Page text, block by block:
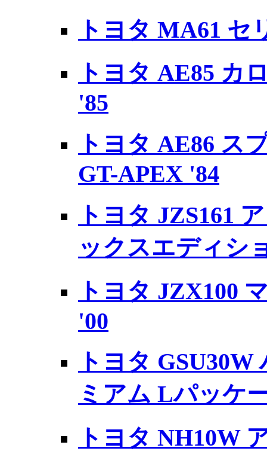
トヨタ MA61 セ
トヨタ AE85 カ
'85
トヨタ AE86 ス
GT-APEX '84
トヨタ JZS161
ックスエディシ
トヨタ JZX100
'00
トヨタ
ミアム Lパッケ
トヨタ NH10W